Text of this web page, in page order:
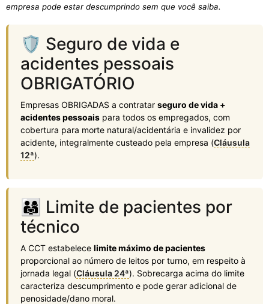
empresa pode estar descumprindo sem que você saiba.
🛡️ Seguro de vida e
acidentes pessoais
OBRIGATÓRIO
Empresas OBRIGADAS a contratar seguro de vida +
acidentes pessoais para todos os empregados, com
cobertura para morte natural/acidentária e invalidez por
acidente, integralmente custeado pela empresa (Cláusula
12ª).
👨‍👩‍👧 Limite de pacientes por
técnico
A CCT estabelece limite máximo de pacientes
proporcional ao número de leitos por turno, em respeito à
jornada legal (Cláusula 24ª). Sobrecarga acima do limite
caracteriza descumprimento e pode gerar adicional de
penosidade/dano moral.